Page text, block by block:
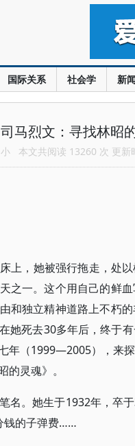
国际关系 社会学 新
司马烈文：寻找林昭
小 本文共阅读 13260 次 更
上，她被强行拖走，处
之一。这个用自己的鲜
和独立精神道路上不朽
她死去30多年后，终于
年（1999—2005），来
灵魂》。
名。她生于1932年，
钱的子弹费……